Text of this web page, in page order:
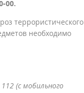
00.
террористического
необходимо
(с мобильного